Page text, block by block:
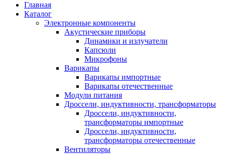
Главная
Каталог
Электронные компоненты
Акустические приборы
Динамики и излучатели
Капсюли
Микрофоны
Варикапы
Варикапы импортные
Варикапы отечественные
Модули питания
Дроссели, индуктивности, трансформаторы
Дроссели, индуктивности,
трансформаторы импортные
Дроссели, индуктивности,
трансформаторы отечественные
Вентиляторы